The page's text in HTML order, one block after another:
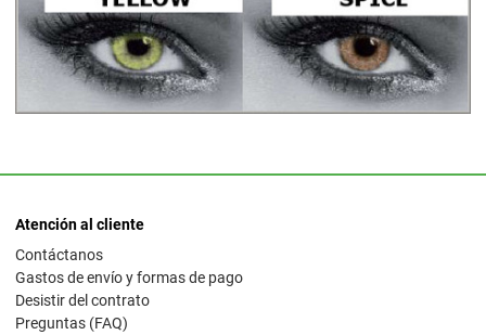
Atención al cliente
Contáctanos
Gastos de envío y formas de pago
Desistir del contrato
Preguntas (FAQ)